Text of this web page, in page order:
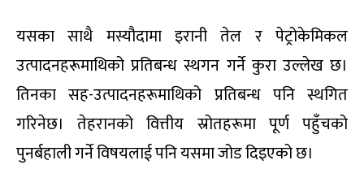
यसका साथै मस्यौदामा इरानी तेल र पेट्रोकेमिकल
उत्पादनहरूमाथिको प्रतिबन्ध स्थगन गर्ने कुरा उल्लेख छ।
तिनका सह-उत्पादनहरूमाथिको प्रतिबन्ध पनि स्थगित
गरिनेछ। तेहरानको वित्तीय स्रोतहरूमा पूर्ण पहुँचको
पुनर्बहाली गर्ने विषयलाई पनि यसमा जोड दिइएको छ।